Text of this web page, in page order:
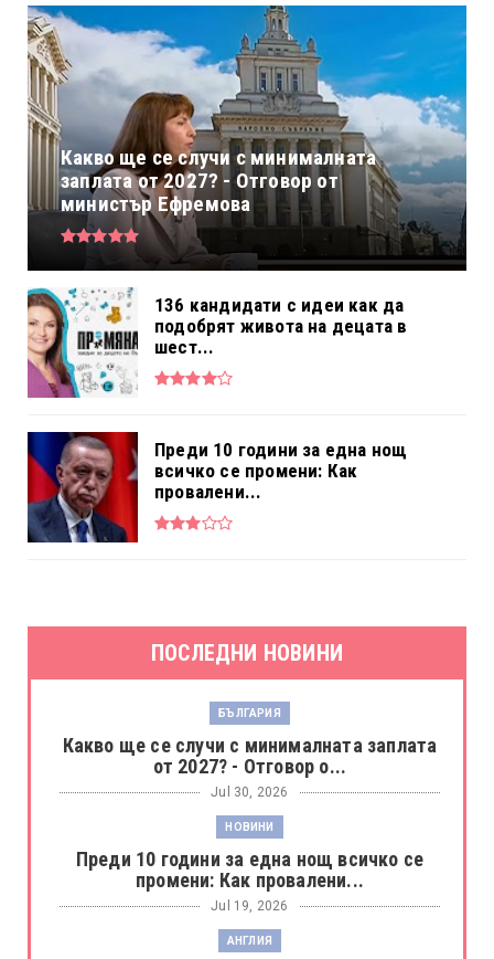
Какво ще се случи с минималната
заплата от 2027? - Отговор от
министър Ефремова
136 кандидати с идеи как да
подобрят живота на децата в
шест...
Преди 10 години за една нощ
всичко се промени: Как
провалени...
ПОСЛЕДНИ НОВИНИ
БЪЛГАРИЯ
Какво ще се случи с минималната заплата
от 2027? - Отговор о...
Jul 30, 2026
НОВИНИ
Преди 10 години за една нощ всичко се
промени: Как провалени...
Jul 19, 2026
АНГЛИЯ